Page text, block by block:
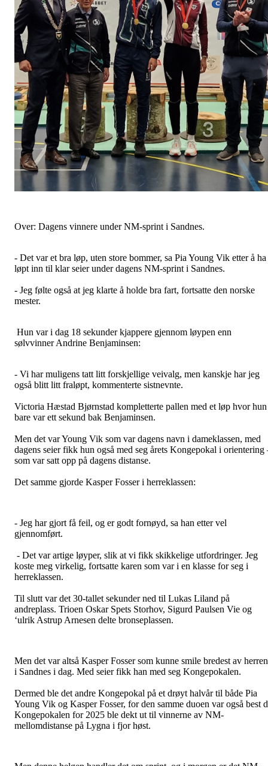
Over: Dagens vinnere under NM-sprint i Sandnes.
- Det var et bra løp, uten store bommer, sa Pia Young Vik etter å ha
løpt inn til klar seier under dagens NM-sprint i Sandnes.
- Jeg følte også at jeg klarte å holde bra fart, fortsatte den norske
mester.
Hun var i dag 18 sekunder kjappere gjennom løypen enn
sølvvinner Andrine Benjaminsen:
- Vi har muligens tatt litt forskjellige veivalg, men kanskje har jeg
også blitt litt fraløpt, kommenterte sistnevnte.
Victoria Hæstad Bjørnstad kompletterte pallen med et løp hvor hun
bare var ett sekund bak Benjaminsen.
Men det var Young Vik som var dagens navn i dameklassen, med
dagens seier fikk hun også med seg årets Kongepokal i orientering
som var satt opp på dagens distanse.
Det samme gjorde Kasper Fosser i herreklassen:
- Jeg har gjort få feil, og er godt fornøyd, sa han etter vel
gjennomført.
- Det var artige løyper, slik at vi fikk skikkelige utfordringer. Jeg
koste meg virkelig, fortsatte karen som var i en klasse for seg i
herreklassen.
Til slutt var det 30-tallet sekunder ned til Lukas Liland på
andreplass. Trioen Oskar Spets Storhov, Sigurd Paulsen Vie og
‘ulrik Astrup Arnesen delte bronseplassen.
Men det var altså Kasper Fosser som kunne smile bredest av
i Sandnes i dag. Med seier fikk han med seg Kongepokalen.
Dermed ble det andre Kongepokal på et drøyt halvår til både Pia
Young Vik og Kasper Fosser, for den samme duoen var også best
Kongepokalen for 2025 ble dekt ut til vinnerne av NM-
mellomdistanse på Lygna i fjor høst.